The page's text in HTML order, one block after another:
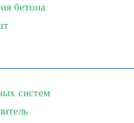
бетона
систем